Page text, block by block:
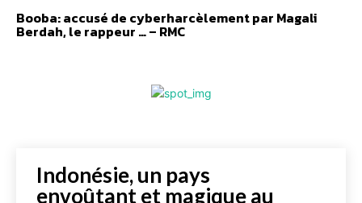
Booba: accusé de cyberharcèlement par Magali
Berdah, le rappeur … – RMC
Indonésie, un pays
envoûtant et magique au